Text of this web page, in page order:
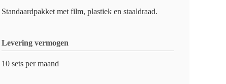
Standaardpakket met film, plastiek en staaldraad.
Levering vermogen
10 sets per maand